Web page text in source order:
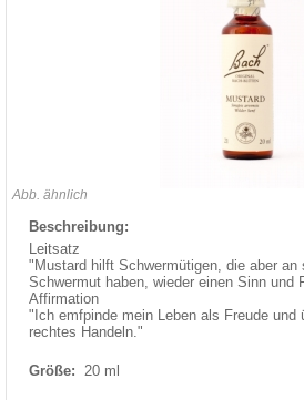
Abb. ähnlich
Beschreibung:
Leitsatz
"Mustard hilft Schwermütigen, die aber an
Schwermut haben, wieder einen Sinn und
Affirmation
"Ich emfpinde mein Leben als Freude und
rechtes Handeln."
Größe: 20 ml